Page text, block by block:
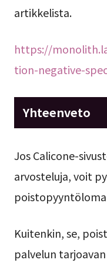
artikkelista.
https://
tion-negative-
Yhteenveto
Jos Calicone-
arvosteluja, voit
Kuitenkin, se,
palvelun